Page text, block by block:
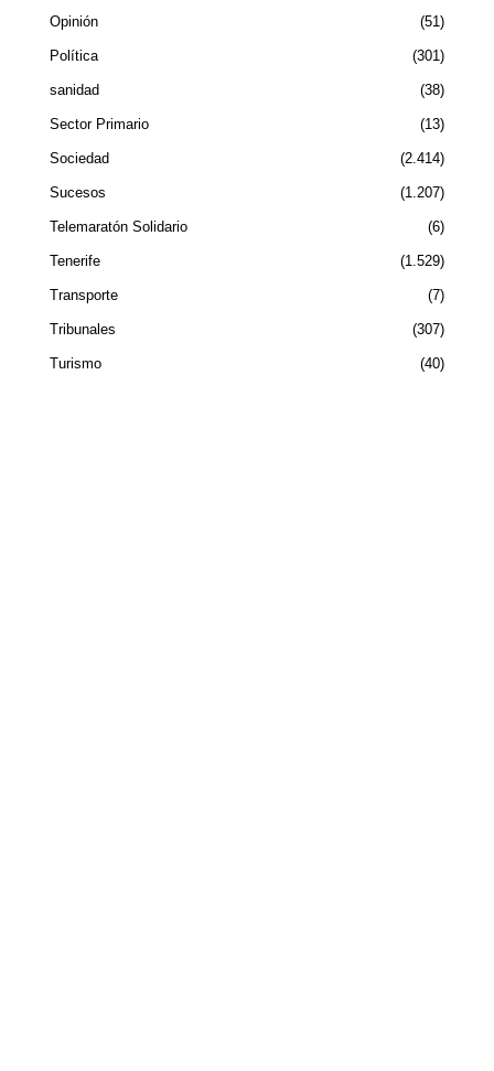
Opinión 51
Política 301
sanidad 38
Sector Primario 13
Sociedad 2.414
Sucesos 1.207
Telemaratón Solidario 6
Tenerife 1.529
Transporte 7
Tribunales 307
Turismo 40